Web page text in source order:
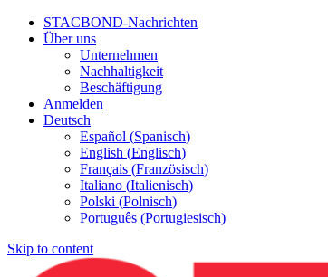
STACBOND-Nachrichten
Über uns
Unternehmen
Nachhaltigkeit
Beschäftigung
Anmelden
Deutsch
Español (Spanisch)
English (Englisch)
Français (Französisch)
Italiano (Italienisch)
Polski (Polnisch)
Português (Portugiesisch)
Skip to content